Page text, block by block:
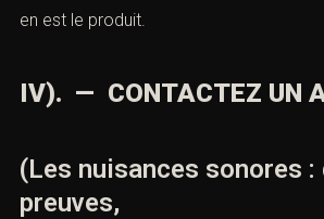
en est le produit.
IV). — CONTACTEZ UN
(Les nuisances sonores
preuves,